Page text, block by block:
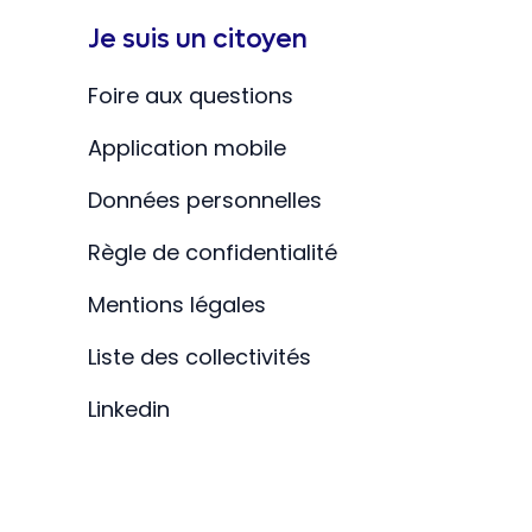
Je suis un citoyen
Foire aux questions
Application mobile
Données personnelles
Règle de confidentialité
Mentions légales
Liste des collectivités
Linkedin